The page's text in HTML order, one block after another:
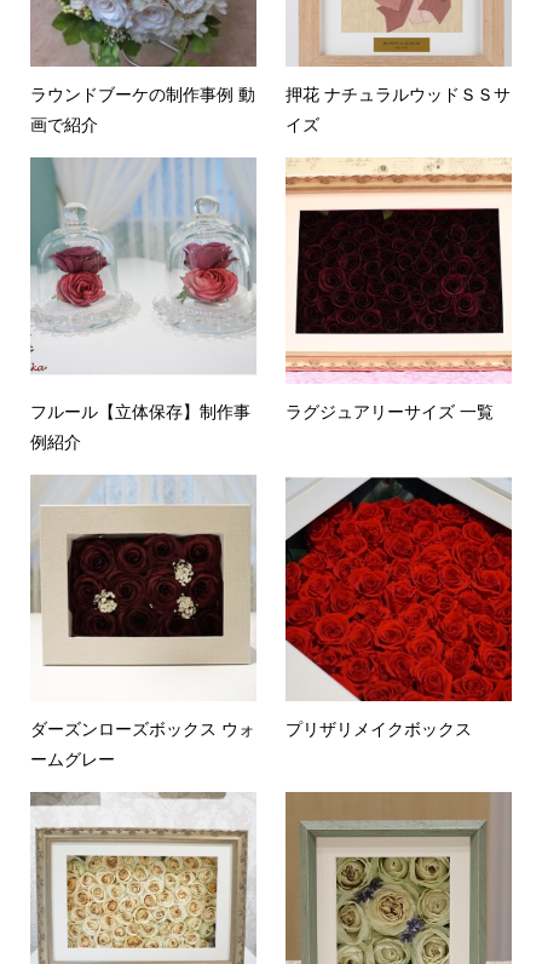
ラウンドブーケの制作事例 動
画で紹介
押花 ナチュラルウッドＳＳサ
イズ
フルール【立体保存】制作事
例紹介
ラグジュアリーサイズ 一覧
ダーズンローズボックス ウォ
ームグレー
プリザリメイクボックス